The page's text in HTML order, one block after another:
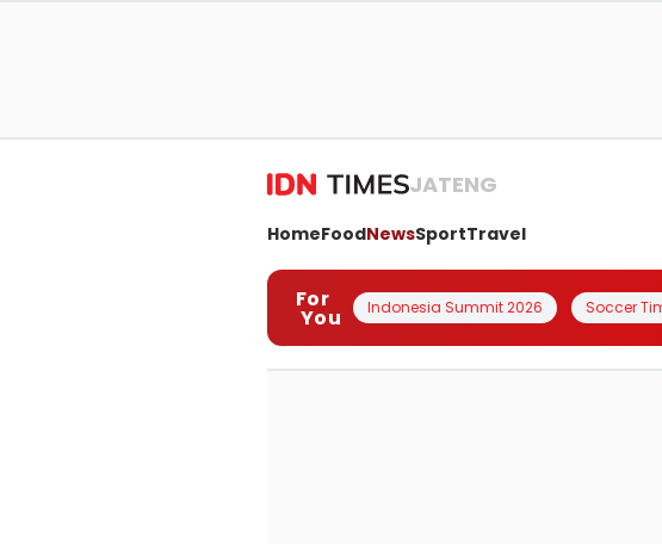
JATENG
HomeFoodNewsSportTravel
For
You Indonesia Summit 2026 Soccer